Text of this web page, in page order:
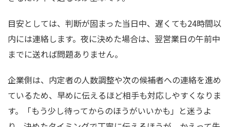
目安としては、判断が固まった当日中、遅くても24時間以
内には連絡します。夜に決めた場合は、翌営業日の午前中
までに送れば問題ありません。
企業側は、内定者の人数調整や次の候補者への連絡を進め
ているため、早めに伝えるほど相手も対応しやすくなりま
す。「もう少し待ってからのほうがいいかも」と迷うよ